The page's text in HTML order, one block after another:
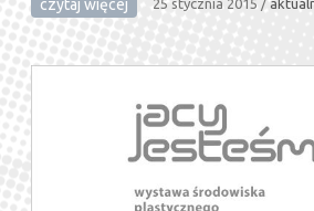
czytaj więcej 25 stycznia 2015 /